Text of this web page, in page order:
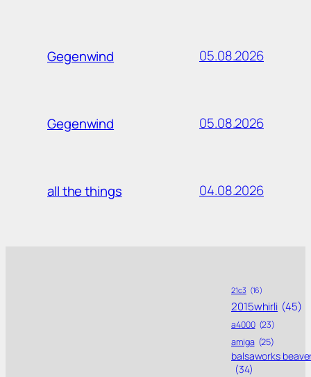
Gegenwind 05.08.2026
Gegenwind 05.08.2026
all the things 04.08.2026
21c3 (16)
2015whirli (45)
a4000 (23)
amiga (25)
balsaworks
(34)